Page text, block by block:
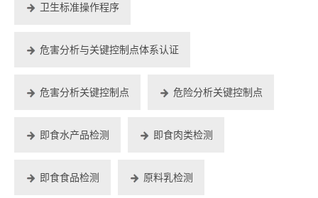
卫生标准操作程序
危害分析与关键控制点体系认证
危害分析关键控制点 危险分析关键控制点
即食水产品检测 即食肉类检测
即食食品检测 原料乳检测